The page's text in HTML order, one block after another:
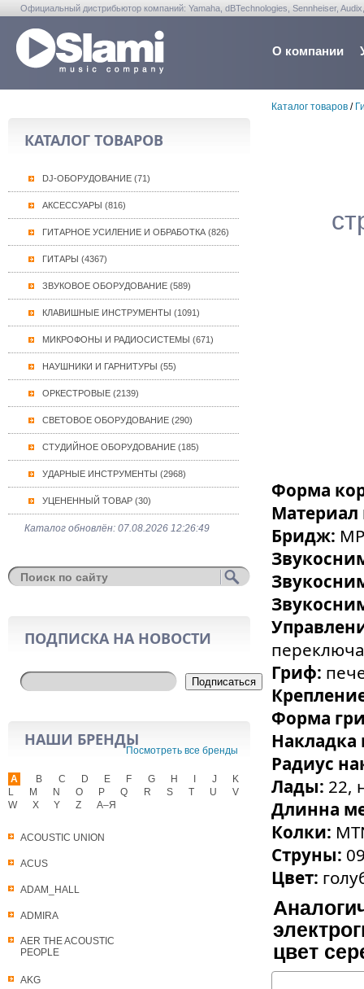
Официальный дистрибьютор компаний: Yamaha, dBTechnologies, Sennheiser,
О компании
КАТАЛОГ ТОВАРОВ
DJ-ОБОРУДОВАНИЕ (71)
АКСЕССУАРЫ (816)
ГИТАРНОЕ УСИЛЕНИЕ И ОБРАБОТКА (826)
ГИТАРЫ (4367)
ЗВУКОВОЕ ОБОРУДОВАНИЕ (589)
КЛАВИШНЫЕ ИНСТРУМЕНТЫ (1091)
МИКРОФОНЫ И РАДИОСИСТЕМЫ (671)
НАУШНИКИ И ГАРНИТУРЫ (55)
ОРКЕСТРОВЫЕ (2139)
СВЕТОВОЕ ОБОРУДОВАНИЕ (290)
СТУДИЙНОЕ ОБОРУДОВАНИЕ (185)
УДАРНЫЕ ИНСТРУМЕНТЫ (2968)
УЦЕНЕННЫЙ ТОВАР (30)
Каталог обновлён: 07.08.2026 12:26:49
ПОДПИСКА НА НОВОСТИ
Подписаться
НАШИ БРЕНДЫ
Посмотреть все бренды
A
ACOUSTIC UNION
ACUS
ADAM_HALL
ADMIRA
AER THE ACOUSTIC
PEOPLE
AKG
B C D E F G H J
K
L
M N O P Q R S T U
V
W
X Y Z А–Я
Каталог товаров/
Форма
Материал
Бридж:
Гриф:
Форма
Радиус
Лады: 22,
Длинна
Колки:
Струны:
Цвет:
цвет